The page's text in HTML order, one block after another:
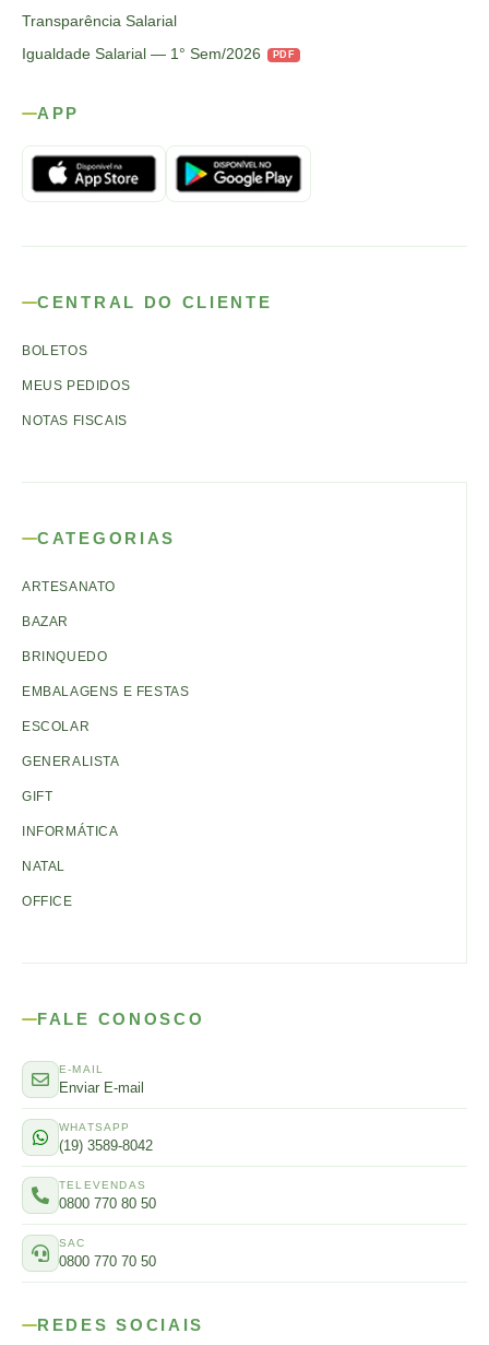
Transparência Salarial
Igualdade Salarial — 1° Sem/2026
PDF
APP
CENTRAL DO CLIENTE
BOLETOS
MEUS PEDIDOS
NOTAS FISCAIS
CATEGORIAS
ARTESANATO
BAZAR
BRINQUEDO
EMBALAGENS E FESTAS
ESCOLAR
GENERALISTA
GIFT
INFORMÁTICA
NATAL
OFFICE
FALE CONOSCO
E-MAIL
Enviar E-mail
WHATSAPP
(19) 3589-8042
TELEVENDAS
0800 770 80 50
SAC
0800 770 70 50
REDES SOCIAIS